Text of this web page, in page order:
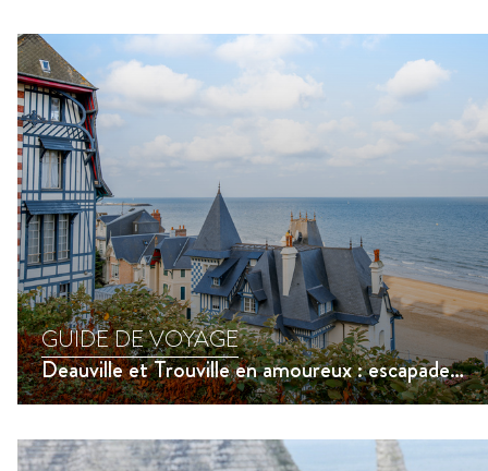
GUIDE DE VOYAGE
Deauville et Trouville en amoureux : escapade romantique et activités incontournables